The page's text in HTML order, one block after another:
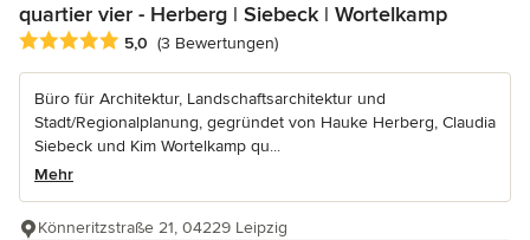
quartier vier - Herberg | Siebeck | Wortelkamp
Durchschnittliche Bewertung: 5 von 5 Sternen
5,0 (3 Bewertungen)
Büro für Architektur, Landschaftsarchitektur und
Stadt/Regionalplanung, gegründet von Hauke Herberg, Claudia
Siebeck und Kim Wortelkamp qu...
Mehr
Könneritzstraße 21, 04229 Leipzig